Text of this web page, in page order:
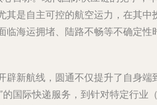
是自主可控的航空运力，在其中
海运拥堵、陆路不畅等不确定
新航线，圆通不仅提升了自身
国际快递服务，到针对特定行